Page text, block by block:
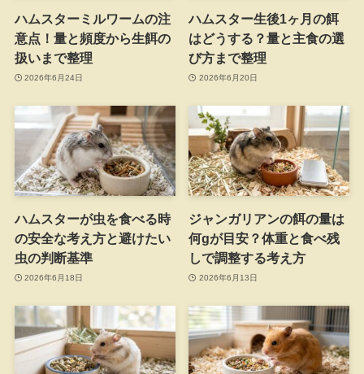
ハムスターミルワームの注
意点！量と頻度から生餌の
扱いまで整理
2026年6月24日
ハムスター生後1ヶ月の餌
はどうする？量と主食の選
び方まで整理
2026年6月20日
ハムスターが虫を食べる時
の安全な考え方と避けたい
虫の判断基準
2026年6月18日
ジャンガリアンの餌の量は
何gが目安？体重と食べ残
しで調整する考え方
2026年6月13日